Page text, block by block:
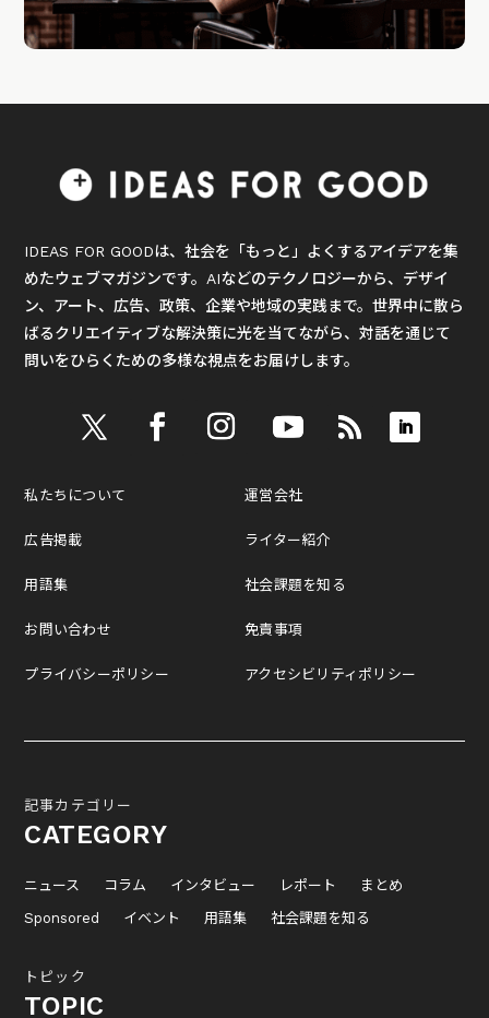
IDEAS FOR GOODは、社会を「もっと」よくするアイデアを集
めたウェブマガジンです。AIなどのテクノロジーから、デザイ
ン、アート、広告、政策、企業や地域の実践まで。世界中に散ら
ばるクリエイティブな解決策に光を当てながら、対話を通じて
問いをひらくための多様な視点をお届けします。
私たちについて
広告掲載
用語集
お問い合わせ
プライバシーポリシー
運営会社
ライター紹介
社会課題を知る
免責事項
アクセシビリティポリシー
記事カテゴリー
CATEGORY
ニュース コラム インタビュー レポート
まとめ
Sponsored
イベント 用語集 社会課題を知る
トピック
TOPIC